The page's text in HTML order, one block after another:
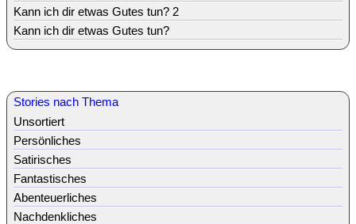
Kann ich dir etwas Gutes tun? 2
Kann ich dir etwas Gutes tun?
Stories nach Thema
Unsortiert
Persönliches
Satirisches
Fantastisches
Abenteuerliches
Nachdenkliches